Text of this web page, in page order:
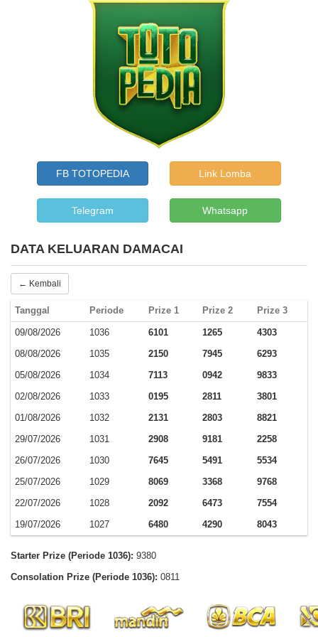
FB TOTOPEDIA Link Lomba
Telegram Whatsapp
DATA KELUARAN DAMACAI
← Kembali
Tanggal Periode Prize 1 Prize 2 Prize 3
09/08/2026 1036 6101 1265
4303
08/08/2026
1035 2150 7945
6293
05/08/2026
1034 7113 0942
9833
02/08/2026
1033 0195 2811
3801
01/08/2026
1032 2131 2803
8821
29/07/2026
1031 2908 9181
2258
26/07/2026
1030 7645 5491
5534
25/07/2026
1029 8069 3368
9768
22/07/2026
1028 2092 6473
7554
19/07/2026
1027 6480 4290 8043
Starter Prize (Periode 1036): 9380
Consolation Prize (Periode 1036): 0811